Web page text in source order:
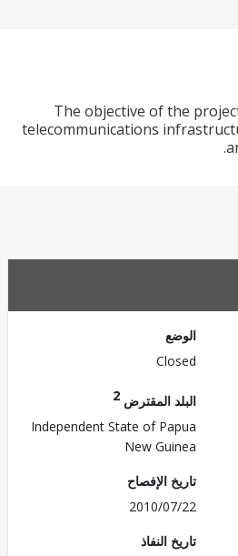
The objective of
telecommunications
البلد المقترض
Independent State of Papua
New Guinea
تاريخ الإفصاح
2010/07/22
تاريخ النفاذ